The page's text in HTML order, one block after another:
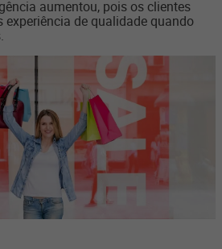
aumentou, pois os clientes
de qualidade quando